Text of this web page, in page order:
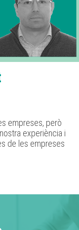
empreses, però
experiència i
de les empreses